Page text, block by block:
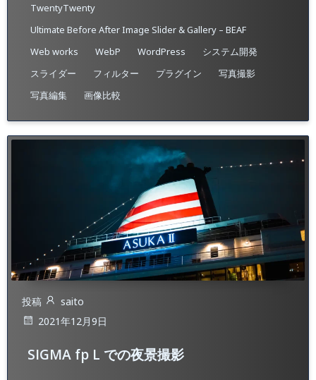
TwentyTwenty
Ultimate Before After Image Slider & Gallery – BEAF
Web works
WebP WordPress
システム開発
スライダー
フィルター プラグイン
写真撮影
写真編集
画像比較
投稿
saito
2021年12月9日
SIGMA fp L での夜景撮影